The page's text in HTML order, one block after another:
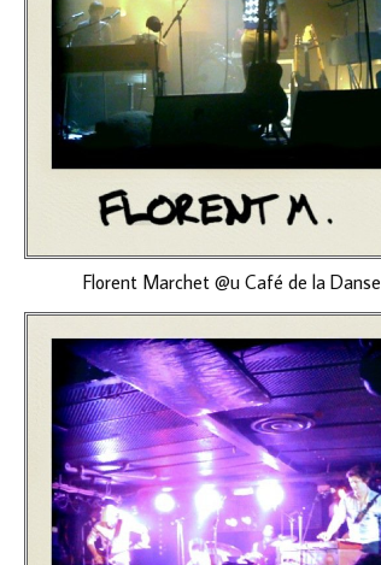
Florent Marchet @u Café de la Danse